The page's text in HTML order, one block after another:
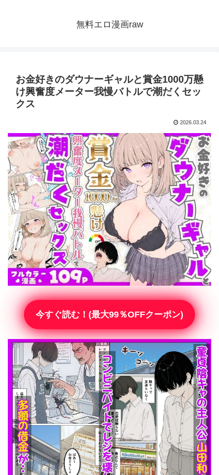
無料エロ漫画raw
お金好きのダウナーギャルと賞金1000万懸
け興奮度メーター我慢バトルで潮だくセッ
クス
2026.03.24
今すぐ読む！(最大99％OFFクーポン)